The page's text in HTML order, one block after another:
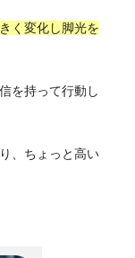
く変化し脚光を
を持って行動し
、ちょっと高い